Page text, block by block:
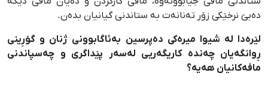
دەبێ نرخێکی زۆر تەنانەت بە ستاندنی گیانیان بدەن.
لێرەدا لە شیوا میرەکی دەپرسین بەئاگابوونی ژنان و گۆڕینی
ڕوانگەیان چەندە کاریگەریی لەسەر پێداگری و چەسپاندنی
مافەکانیان هەیە؟